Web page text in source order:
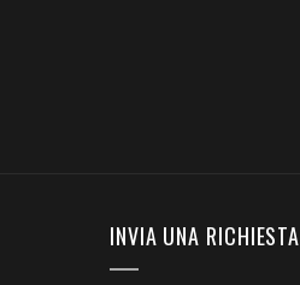
INVIA UNA RICHIESTA